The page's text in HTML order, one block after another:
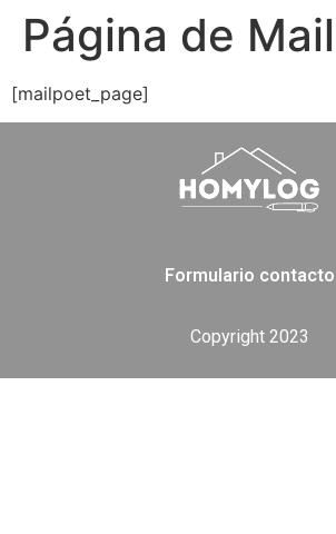
Página de
[mailpoet_page]
Formulario contacto
Copyright 2023